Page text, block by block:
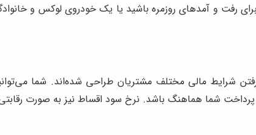
رفت و آمدهای روزمره باشید یا یک خودروی لوکس و
شرایط مالی مختلف مشتریان طراحی شده‌اند. شما
پرداخت شما هماهنگ باشد. نرخ سود اقساط نیز به صورت